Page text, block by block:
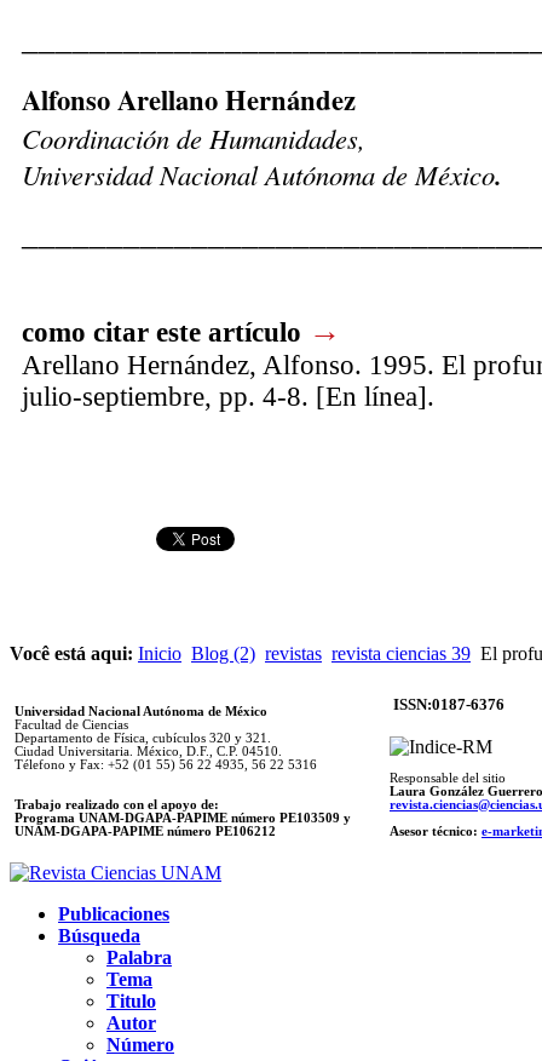
Alfonso Arellano Hernández
Coordinación de Humanidades,
Universidad Nacional Autónoma de México.
como citar este artículo →
Arellano Hernández, Alfonso. 1995. El
julio-septiembre, pp. 4-8. [En línea].
Você está aqui: Inicio Blog (2) revistas revista ciencias 39 El
Universidad Nacional Autónoma de México
Facultad de Ciencias
Departamento de Física, cubículos 320 y 321.
Ciudad Universitaria. México, D.F., C.P. 04510.
Télefono y Fax: +52 (01 55) 56 22 4935, 56 22 5316
Trabajo realizado con el apoyo de:
Programa UNAM-DGAPA-PAPIME número PE103509 y
UNAM-DGAPA-PAPIME número PE106212
ISSN:0187-6376
Responsable del sitio
Laura González Guerrero
Asesor técnico: e-
Publicaciones
Búsqueda
Palabra
Tema
Titulo
Autor
Número